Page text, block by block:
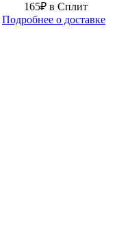
165₽ в Сплит
Подробнее о доставке